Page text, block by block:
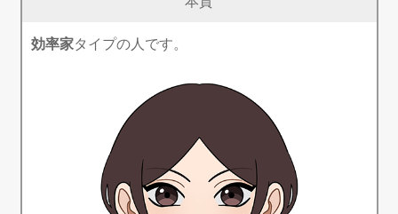
効率家タイプの人です。